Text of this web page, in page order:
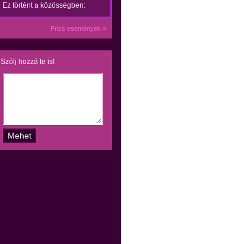
Ez történt a közösségben:
Friss események »
Szólj hozzá te is!